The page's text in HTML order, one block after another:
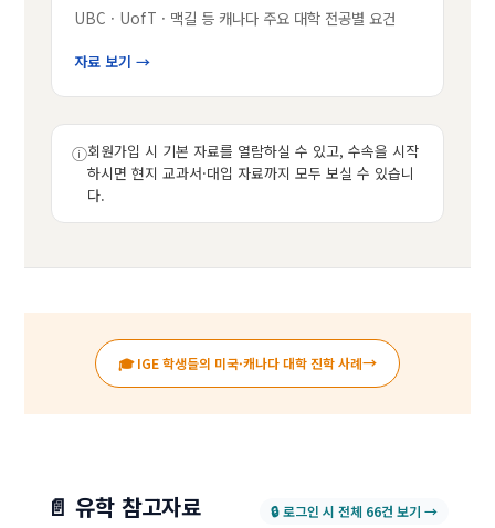
UBC · UofT · 맥길 등 캐나다 주요 대학 전공별 요건
자료 보기 →
ⓘ회원가입 시 기본 자료를 열람하실 수 있고, 수속을 시작
하시면 현지 교과서·대입 자료까지 모두 보실 수 있습니
다.
🎓 IGE 학생들의 미국·캐나다 대학 진학 사례→
📄 유학 참고자료 🔒 로그인 시 전체 66건 보기 →